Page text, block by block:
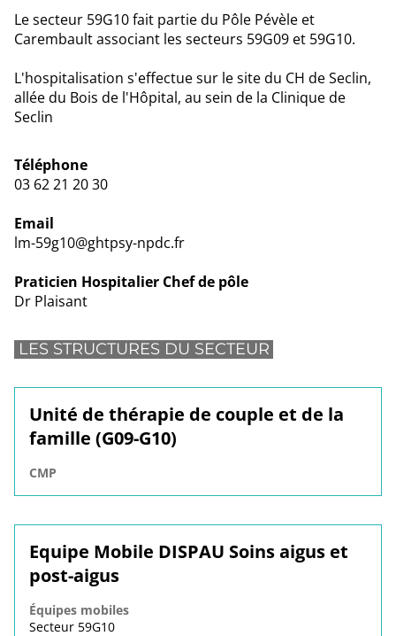
Le secteur 59G10 fait partie du Pôle Pévèle et
Carembault associant les secteurs 59G09 et 59G10.
L'hospitalisation s'effectue sur le site du CH de Seclin,
allée du Bois de l'Hôpital, au sein de la Clinique de
Seclin
Téléphone
03 62 21 20 30
Email
lm-59g10@ghtpsy-npdc.fr
Praticien Hospitalier Chef de pôle
Dr Plaisant
LES STRUCTURES DU SECTEUR
Unité de thérapie de couple et de la
famille (G09-G10)
CMP
Equipe Mobile DISPAU Soins aigus et
post-aigus
Équipes mobiles
Secteur 59G10